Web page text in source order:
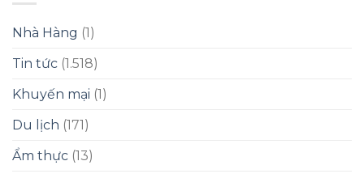
Nhà Hàng (1)
Tin tức (1.518)
Khuyến mại (1)
Du lịch (171)
Ẩm thực (13)